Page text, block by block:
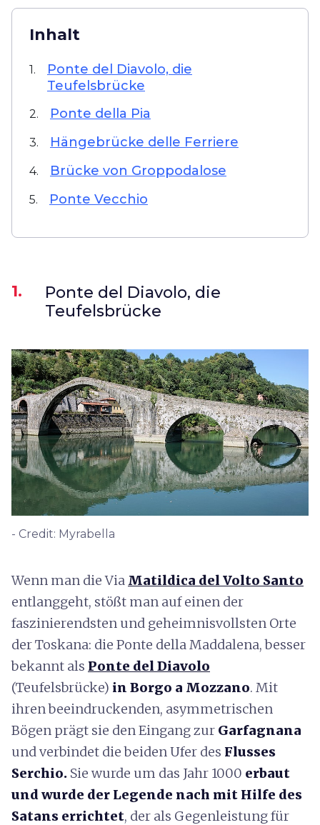
Inhalt
1.
Ponte del Diavolo, die
Teufelsbrücke
2. Ponte della Pia
3. Hängebrücke delle Ferriere
4. Brücke von Groppodalose
5. Ponte Vecchio
1.
Ponte del Diavolo, die
Teufelsbrücke
- Credit: Myrabella
Wenn man die Via Matildica del Volto Santo
entlanggeht, stößt man auf einen der
faszinierendsten und geheimnisvollsten Orte
der Toskana: die Ponte della Maddalena, besser
bekannt als Ponte del Diavolo
(Teufelsbrücke) in Borgo a Mozzano. Mit
ihren beeindruckenden, asymmetrischen
Bögen prägt sie den Eingang zur Garfagnana
und verbindet die beiden Ufer des Flusses
Serchio. Sie wurde um das Jahr 1000 erbaut
und wurde der Legende nach mit Hilfe des
Satans errichtet, der als Gegenleistung für